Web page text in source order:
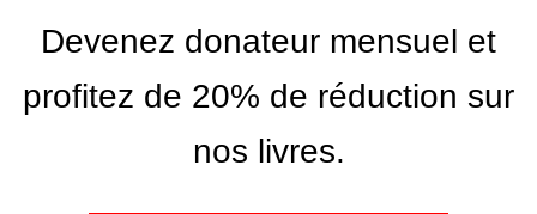
Devenez donateur mensuel et
profitez de 20% de réduction sur
nos livres.